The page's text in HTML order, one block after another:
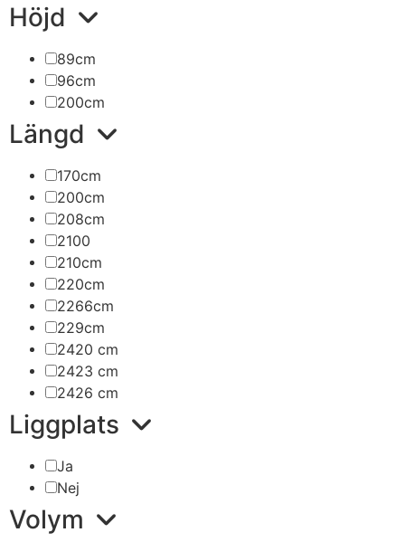
Höjd
89cm
96cm
200cm
Längd
170cm
200cm
208cm
2100
210cm
220cm
2266cm
229cm
2420 cm
2423 cm
2426 cm
Liggplats
Ja
Nej
Volym